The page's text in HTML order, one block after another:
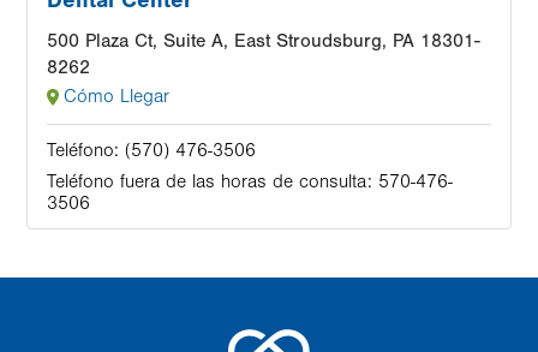
500 Plaza Ct, Suite A, East Stroudsburg, PA 18301-
8262
Cómo Llegar
Teléfono: (570) 476-3506
Teléfono fuera de las horas de consulta: 570-476-
3506